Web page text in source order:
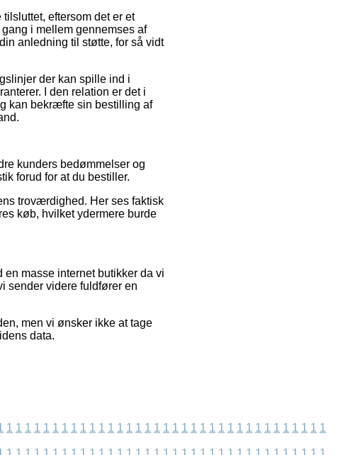
eftersom det er et
i mellem gennemses af
anledning til støtte, for så vidt
der kan spille ind i
I den relation er det i
kan bekræfte sin bestilling af
kunders bedømmelser og
forud for at du bestiller.
troværdighed. Her ses faktisk
køb, hvilket ydermere burde
masse internet butikker da vi
sender videre fuldfører en
men vi ønsker ikke at tage
data.
1 1 1 1 1 1 1 1 1 1 1 1 1 1 1 1 1 1 1 1 1 1 1 1 1 1 1 1 1 1 1 1 1 1 1